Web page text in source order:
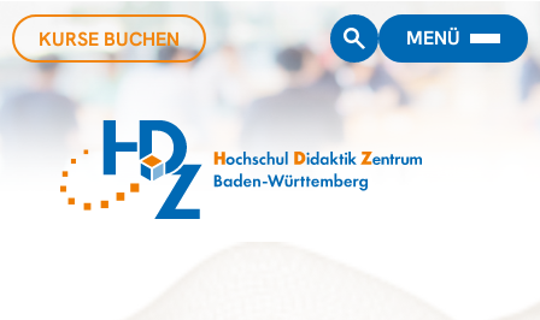
KURSE BUCHEN MENÜ